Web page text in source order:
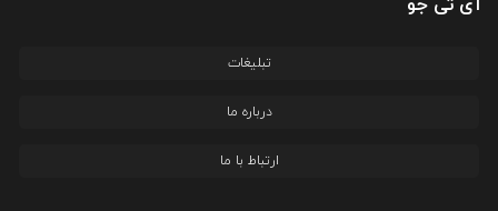
آی تی جو
تبلیغات
درباره ما
ارتباط با ما